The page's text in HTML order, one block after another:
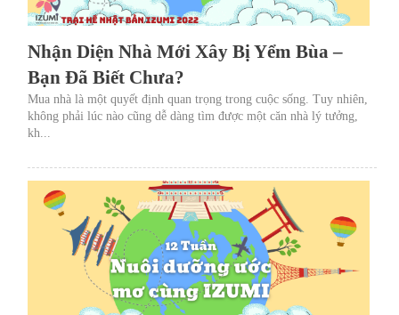
Nhận Diện Nhà Mới Xây Bị Yểm Bùa –
Bạn Đã Biết Chưa?
Mua nhà là một quyết định quan trọng trong cuộc sống. Tuy nhiên,
không phải lúc nào cũng dễ dàng tìm được một căn nhà lý tưởng,
kh...